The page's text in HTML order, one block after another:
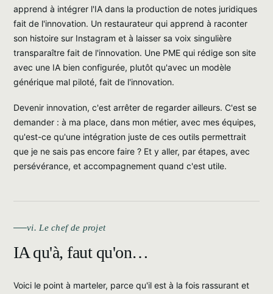
apprend à intégrer l'IA dans la production de notes juridiques
fait de l'innovation. Un restaurateur qui apprend à raconter
son histoire sur Instagram et à laisser sa voix singulière
transparaître fait de l'innovation. Une PME qui rédige son site
avec une IA bien configurée, plutôt qu'avec un modèle
générique mal piloté, fait de l'innovation.
Devenir innovation, c'est arrêter de regarder ailleurs. C'est se
demander : à ma place, dans mon métier, avec mes équipes,
qu'est-ce qu'une intégration juste de ces outils permettrait
que je ne sais pas encore faire ? Et y aller, par étapes, avec
persévérance, et accompagnement quand c'est utile.
vi. Le chef de projet
IA qu'à, faut qu'on…
Voici le point à marteler, parce qu'il est à la fois rassurant et